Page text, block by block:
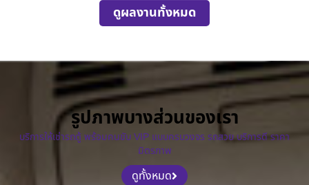
ดูผลงานทั้งหมด
รูปภาพบางส่วนของเรา
บริการให้เช่ารถตู้ พร้อมคนขับ VIP แบบครบวงจร รถสวย บริการดี ราคา
มิตรภาพ
ดูทั้งหมด